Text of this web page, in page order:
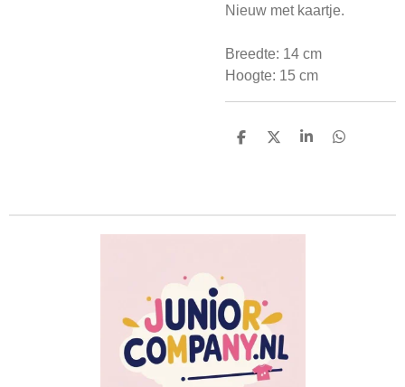
Nieuw met kaartje.
Breedte: 14 cm
Hoogte: 15 cm
D
D
S
D